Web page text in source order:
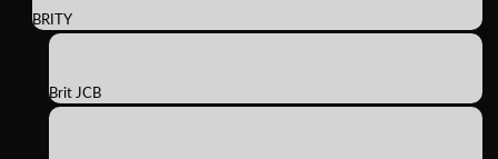
BRITY
Brit JCB